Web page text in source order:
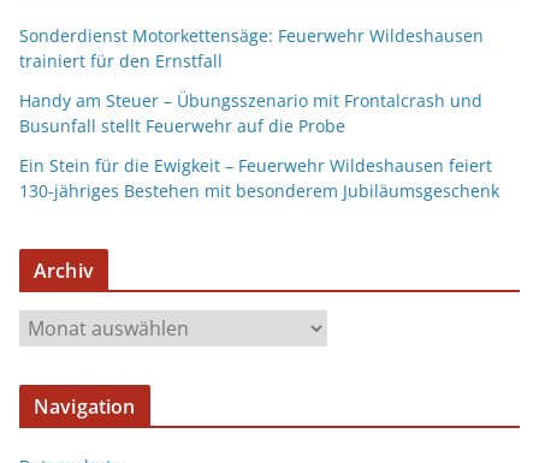
Sonderdienst Motorkettensäge: Feuerwehr Wildeshausen
trainiert für den Ernstfall
Handy am Steuer – Übungsszenario mit Frontalcrash und
Busunfall stellt Feuerwehr auf die Probe
Ein Stein für die Ewigkeit – Feuerwehr Wildeshausen feiert
130-jähriges Bestehen mit besonderem Jubiläumsgeschenk
Archiv
Navigation